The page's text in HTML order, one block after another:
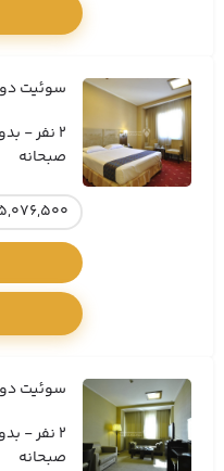
سوئیت
2 نفر - بدون نفر اضافه
صبحانه
5,076,500 تومان / 1 شب تومان /
سوئیت
2 نفر - بدون نفر اضافه
صبحانه